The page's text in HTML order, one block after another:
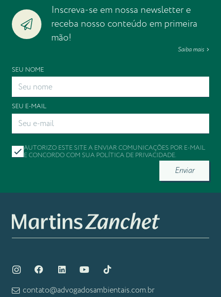
Inscreva-se em nossa newsletter e
receba nosso conteúdo em primeira
mão!
Saiba mais
SEU NOME
SEU E-MAIL
AUTORIZO ESTE SITE A ENVIAR COMUNICAÇÕES POR E-MAIL
E CONCORDO COM SUA POLÍTICA DE PRIVACIDADE.
Enviar
contato@advogadosambientais.com.br